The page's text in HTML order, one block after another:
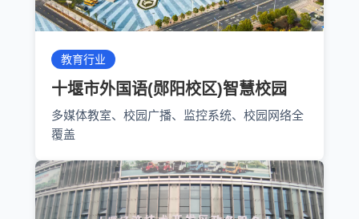
教育行业
十堰市外国语(郧阳校区)智慧校园
多媒体教室、校园广播、监控系统、校园网络全
覆盖